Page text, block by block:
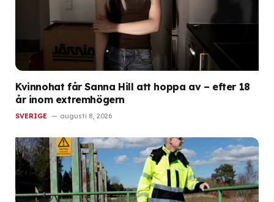
Kvinnohat får Sanna Hill att hoppa av – efter 18
år inom extremhögern
SVERIGE augusti 8, 2026